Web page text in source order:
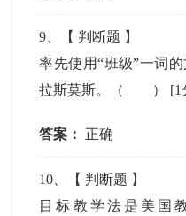
9 、【 判断题 】
率先使用“班级”一词
拉斯莫斯。（ ） [1
答案： 正确
10 、【 判断题 】
目标教学法是美国